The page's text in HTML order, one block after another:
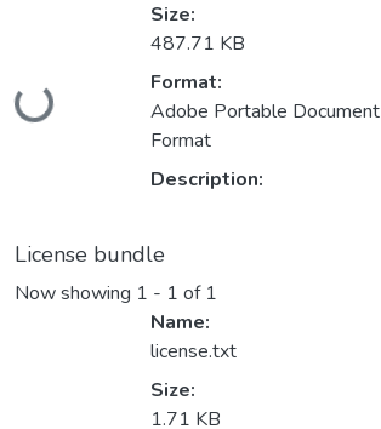
Loading...
Size:
487.71 KB
Format:
Adobe Portable Document
Format
Description:
License bundle
Now showing 1 - 1 of 1
Name:
license.txt
Size:
1.71 KB